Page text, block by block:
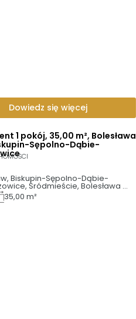
Dowiedz się więcej
1 pokój, 35,00 m², Bolesława
Sępolno-Dąbie-
Biskupin-Sępolno-Dąbie-
Śródmieście, Bolesława
35,00 m²